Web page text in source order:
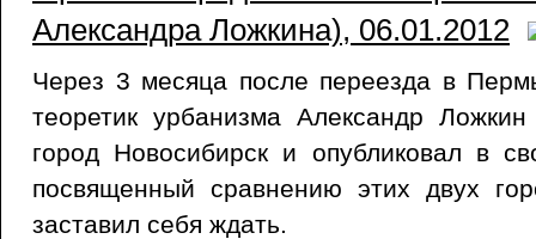
Александра Ложкина), 06.01.2012
Через 3 месяца после переезда в
теоретик урбанизма Александр
город Новосибирск и опубликовал в
посвященный сравнению этих двух
заставил себя ждать.